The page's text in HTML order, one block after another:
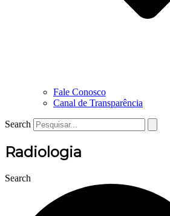
Fale Conosco
Canal de Transparência
Search
Radiologia
Search